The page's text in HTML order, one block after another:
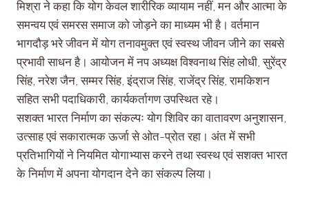
मिश्रा ने कहा कि योग केवल शारीरिक व्यायाम नहीं, मन और आत्मा के
समन्वय एवं समरस समाज को जोड़ने का माध्यम भी है। वर्तमान
भागदौड़ भरे जीवन में योग तनावमुक्त एवं स्वस्थ जीवन जीने का सबसे
प्रभावी साधन है। आयोजन में नप अध्यक्ष विश्वनाथ सिंह लोधी, सुरेंद्र
सिंह, नरेश जैन, सम्मर सिंह, इंद्राज सिंह, राजेंद्र सिंह, रामकिशन
सहित सभी पदाधिकारी, कार्यकर्तागण उपस्थित रहे।
सशक्त भारत निर्माण का संकल्पः योग शिविर का वातावरण अनुशासन,
उत्साह एवं सकारात्मक ऊर्जा से ओत-प्रोत रहा। अंत में सभी
प्रतिभागियों ने नियमित योगाभ्यास करने तथा स्वस्थ एवं सशक्त भारत
के निर्माण में अपना योगदान देने का संकल्प लिया।